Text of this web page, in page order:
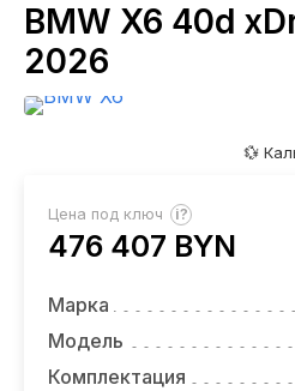
ЭЛЕКТРОМОБИЛИ
В НАЛИЧИИ
ЛИЗИНГ
НОВОСТИ
ОТЗЫВЫ
BMW X6 40d
2026
💱
Цена под ключ ?
476 407 BYN
Марка
Модель
Комплектация